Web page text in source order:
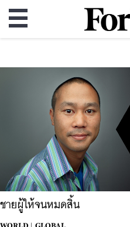
ชายผู้ให้จนหมดสิ้น